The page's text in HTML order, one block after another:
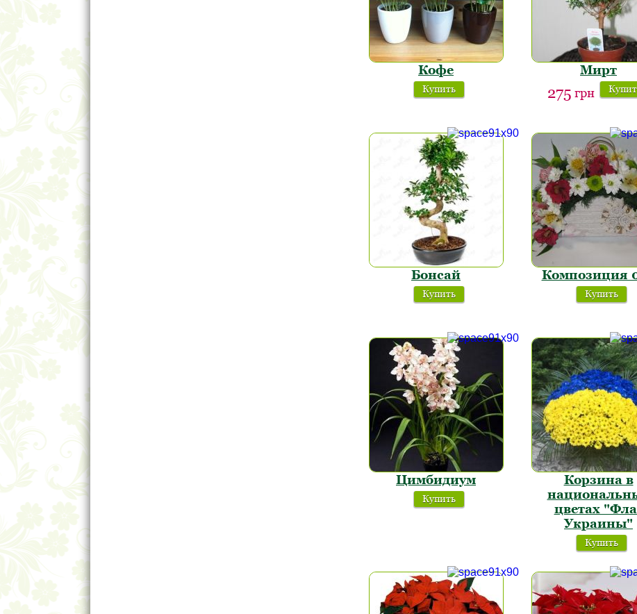
Кофе
Купить
Мирт
275 грн
Бонсай
Купить
Композиция
Купить
Цимбидиум
Купить
Корзина в
цветах
Украины"
Купить